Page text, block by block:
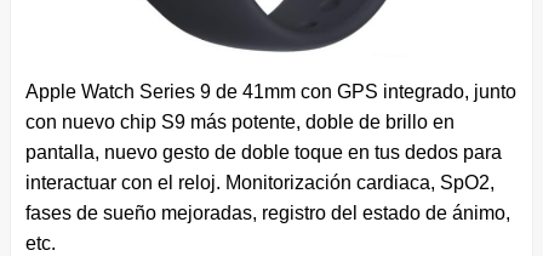
Apple Watch Series 9 de 41mm con GPS integrado, junto
con nuevo chip S9 más potente, doble de brillo en
pantalla, nuevo gesto de doble toque en tus dedos para
interactuar con el reloj. Monitorización cardiaca, SpO2,
fases de sueño mejoradas, registro del estado de ánimo,
etc.